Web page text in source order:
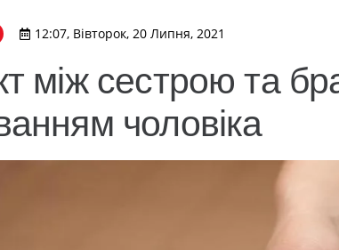
12:07, Вівторок, 20 Липня, 2021
між сестрою та
чоловіка